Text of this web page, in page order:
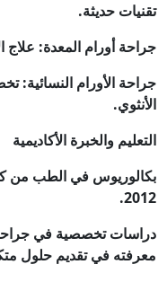
تقنيات حديثة.
جراحة أورام المعدة: علاج
جراحة الأورام النسائية:
الأنثوي.
التعليم والخبرة الأكاديمية
بكالوريوس في الطب من
2012.
دراسات تخصصية في جراحة
معرفته في تقديم حلول